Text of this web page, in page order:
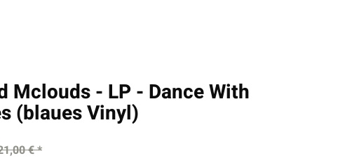
Mclouds - LP - Dance With
(blaues Vinyl)
€ *